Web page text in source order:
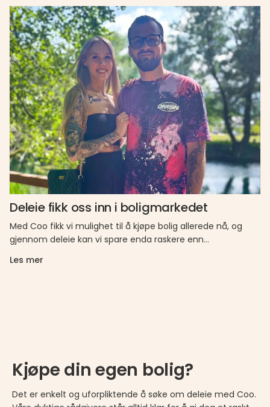
Deleie fikk oss inn i boligmarkedet
Med Coo fikk vi mulighet til å kjøpe bolig allerede nå, og
gjennom deleie kan vi spare enda raskere enn…
Les mer
Kjøpe din egen bolig?
Det er enkelt og uforpliktende å søke om deleie med Coo.